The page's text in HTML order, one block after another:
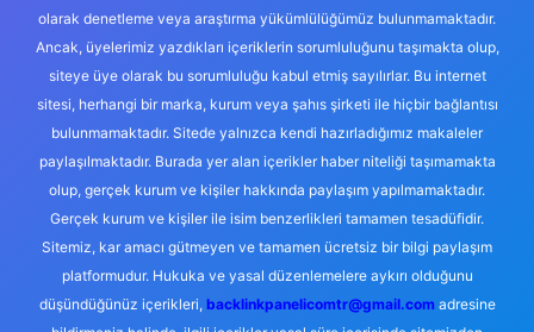
olarak denetleme veya araştırma yükümlülüğümüz bulunmamaktadır.
Ancak, üyelerimiz yazdıkları içeriklerin sorumluluğunu taşımakta olup,
siteye üye olarak bu sorumluluğu kabul etmiş sayılırlar. Bu internet
sitesi, herhangi bir marka, kurum veya şahıs şirketi ile hiçbir bağlantısı
bulunmamaktadır. Sitede yalnızca kendi hazırladığımız makaleler
paylaşılmaktadır. Burada yer alan içerikler haber niteliği taşımamakta
olup, gerçek kurum ve kişiler hakkında paylaşım yapılmamaktadır.
Gerçek kurum ve kişiler ile isim benzerlikleri tamamen tesadüfidir.
Sitemiz, kar amacı gütmeyen ve tamamen ücretsiz bir bilgi paylaşım
platformudur. Hukuka ve yasal düzenlemelere aykırı olduğunu
düşündüğünüz içerikleri, backlinkpanelicomtr@gmail.comadresine